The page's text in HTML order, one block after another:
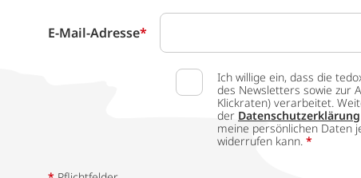
E-Mail-Adresse*
Ich willige ein, dass die
des Newsletters sowie zur
Klickraten) verarbeitet.
der Datenschutzerklärung
meine persönlichen Daten
widerrufen kann. *